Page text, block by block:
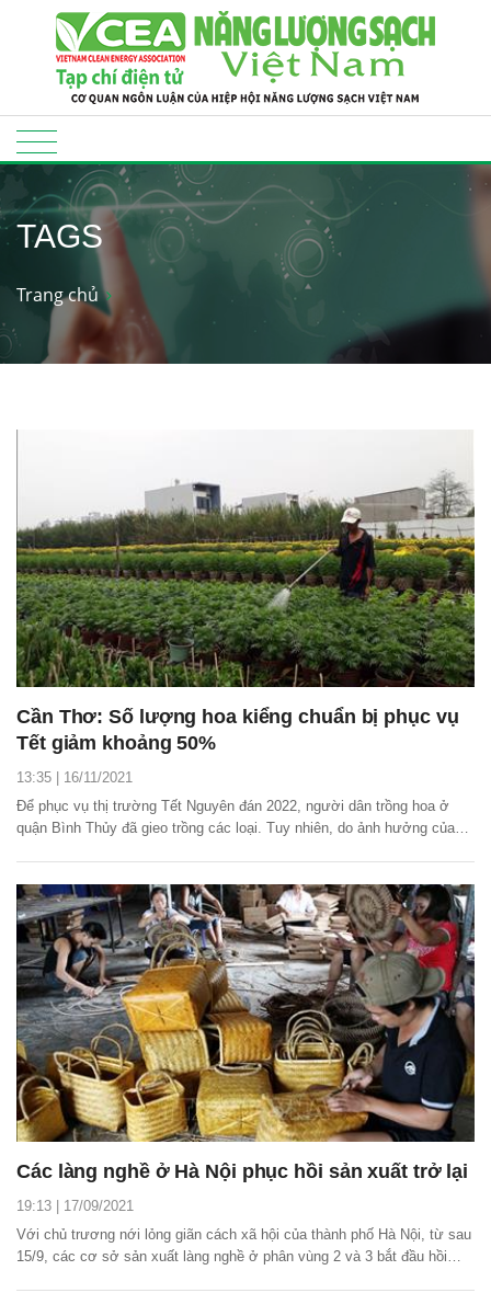
TAGS
Trang chủ
Cần Thơ: Số lượng hoa kiểng chuẩn bị phục vụ
Tết giảm khoảng 50%
13:35 | 16/11/2021
Ðể phục vụ thị trường Tết Nguyên đán 2022, người dân trồng hoa ở
quận Bình Thủy đã gieo trồng các loại. Tuy nhiên, do ảnh hưởng của
Các làng nghề ở Hà Nội phục hồi sản xuất trở lại
19:13 | 17/09/2021
Với chủ trương nới lỏng giãn cách xã hội của thành phố Hà Nội, từ sau
15/9, các cơ sở sản xuất làng nghề ở phân vùng 2 và 3 bắt đầu hồi